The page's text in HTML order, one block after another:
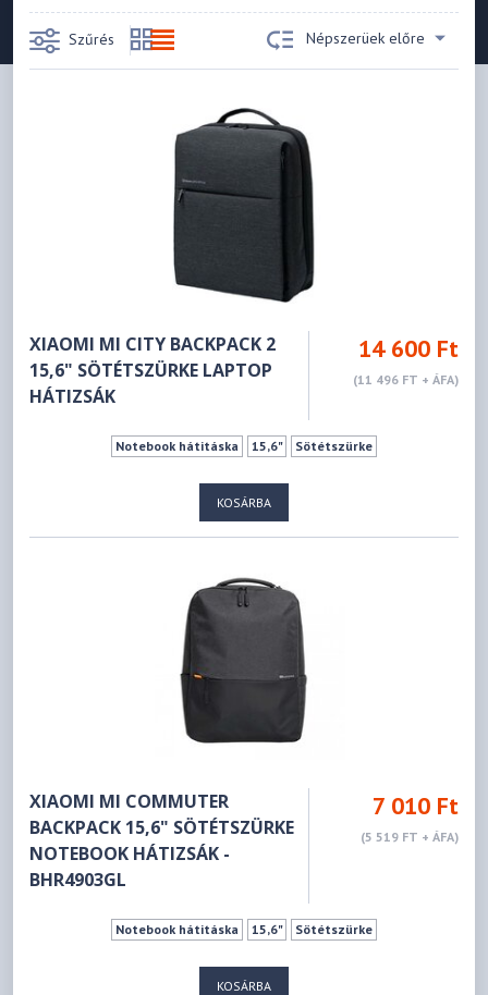
Szűrés Népszerüek előre
XIAOMI MI CITY BACKPACK 2
15,6" SÖTÉTSZÜRKE LAPTOP
HÁTIZSÁK
14 600 Ft
(11 496 FT + ÁFA)
Notebook hátitáska 15,6" Sötétszürke
KOSÁRBA
XIAOMI MI COMMUTER
BACKPACK 15,6" SÖTÉTSZÜRKE
NOTEBOOK HÁTIZSÁK -
BHR4903GL
7 010 Ft
(5 519 FT + ÁFA)
Notebook hátitáska 15,6" Sötétszürke
KOSÁRBA